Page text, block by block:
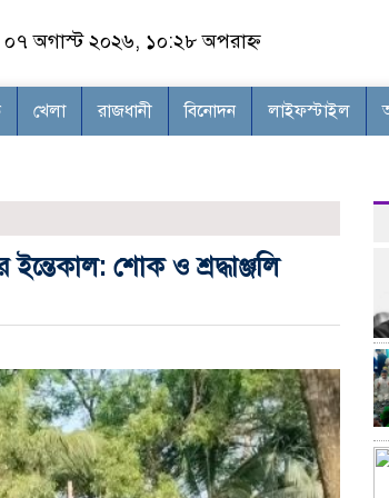
০৭ অগাস্ট ২০২৬, ১০:২৮ অপরাহ্ন
খেলা রাজধানী বিনোদন লাইফস্টাইল
শোক ও শ্রদ্ধাঞ্জলি